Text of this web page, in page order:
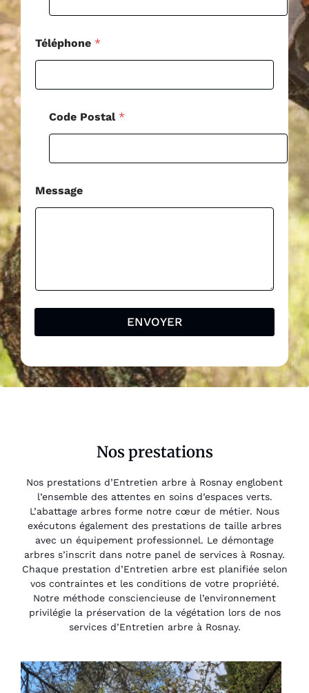
Téléphone *
Code Postal *
Message
ENVOYER
Nos prestations
Nos prestations d’Entretien arbre à Rosnay englobent
l’ensemble des attentes en soins d’espaces verts.
L’abattage arbres forme notre cœur de métier. Nous
exécutons également des prestations de taille arbres
avec un équipement professionnel. Le démontage
arbres s’inscrit dans notre panel de services à Rosnay.
Chaque prestation d’Entretien arbre est planifiée selon
vos contraintes et les conditions de votre propriété.
Notre méthode consciencieuse de l’environnement
privilégie la préservation de la végétation lors de nos
services d’Entretien arbre à Rosnay.